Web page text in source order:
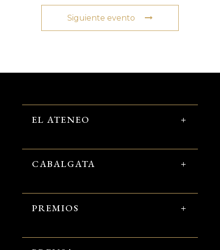
Siguiente evento
EL ATENEO
CABALGATA
PREMIOS